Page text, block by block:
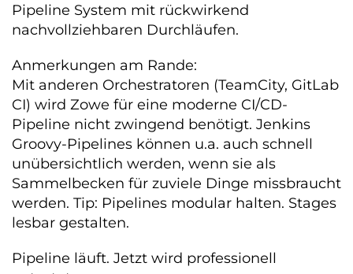
Pipeline System mit rückwirkend
nachvollziehbaren Durchläufen.
Anmerkungen am Rande:
Mit anderen Orchestratoren (TeamCity, GitLab
CI) wird Zowe für eine moderne CI/CD-
Pipeline nicht zwingend benötigt. Jenkins
Groovy-Pipelines können u.a. auch schnell
unübersichtlich werden, wenn sie als
Sammelbecken für zuviele Dinge missbraucht
werden. Tip: Pipelines modular halten. Stages
lesbar gestalten.
Pipeline läuft. Jetzt wird professionell